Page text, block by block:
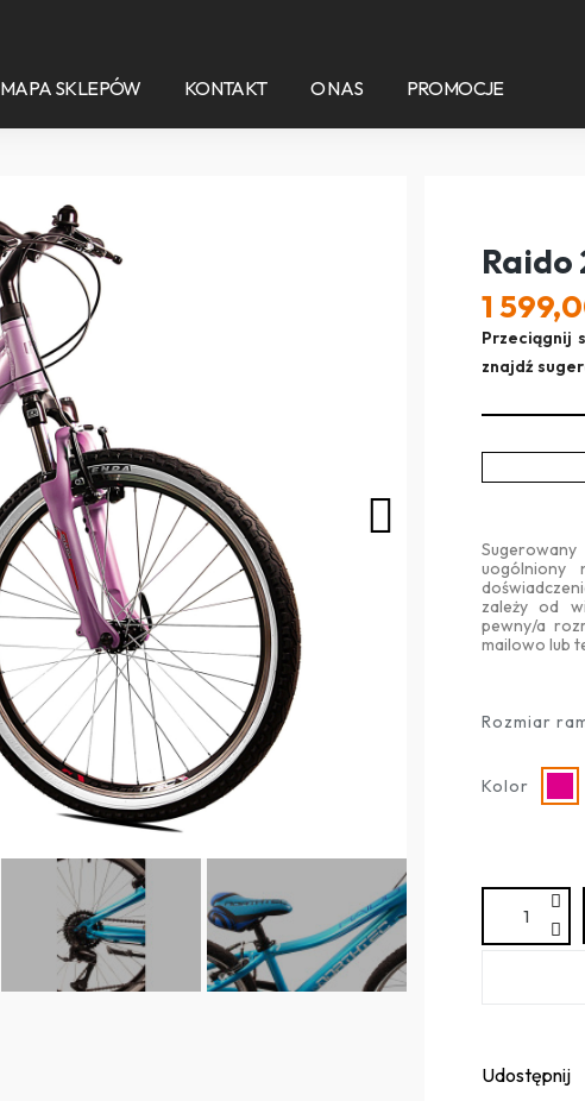
MAPA SKLEPÓW KONTAKT O NAS PROMOCJE
Raido
1
Przeciągnij
znajdź
uogólniony
zależy od
pewny/a
mailowo lub
Rozmiar
Kolor
Udostępnij